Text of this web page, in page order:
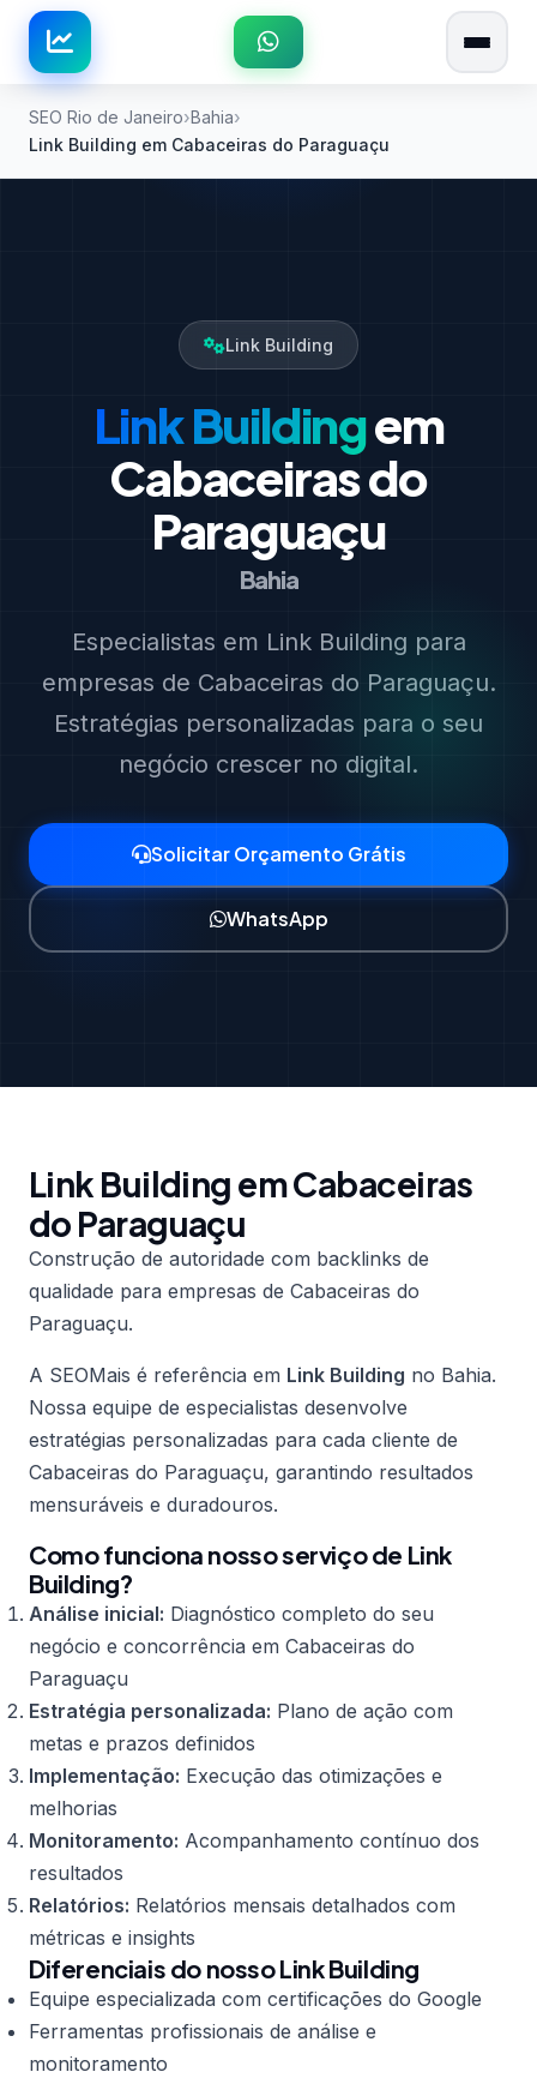
SEO Rio de Janeiro Bahia
Link Building em Cabaceiras do Paraguaçu
Link Building
Link Buildingem
Cabaceiras do
Paraguaçu
Bahia
Especialistas em Link Building para
empresas de Cabaceiras do Paraguaçu.
Estratégias personalizadas para o seu
negócio crescer no digital.
Solicitar Orçamento Grátis
WhatsApp
Link Building em Cabaceiras
do Paraguaçu
Construção de autoridade com backlinks de
qualidade para empresas de Cabaceiras do
Paraguaçu.
A SEOMais é referência em Link Building no Bahia.
Nossa equipe de especialistas desenvolve
estratégias personalizadas para cada cliente de
Cabaceiras do Paraguaçu, garantindo resultados
mensuráveis e duradouros.
Como funciona nosso serviço de Link
Building?
Análise inicial: Diagnóstico completo do seu
negócio e concorrência em Cabaceiras do
Paraguaçu
Estratégia personalizada: Plano de ação com
metas e prazos definidos
Implementação: Execução das otimizações e
melhorias
Monitoramento: Acompanhamento contínuo dos
resultados
Relatórios: Relatórios mensais detalhados com
métricas e insights
Diferenciais do nosso Link Building
Equipe especializada com certificações do Google
Ferramentas profissionais de análise e
monitoramento